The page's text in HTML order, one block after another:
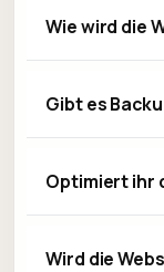
Wie wird die
Gibt es
Optimiert ihr
Wird die